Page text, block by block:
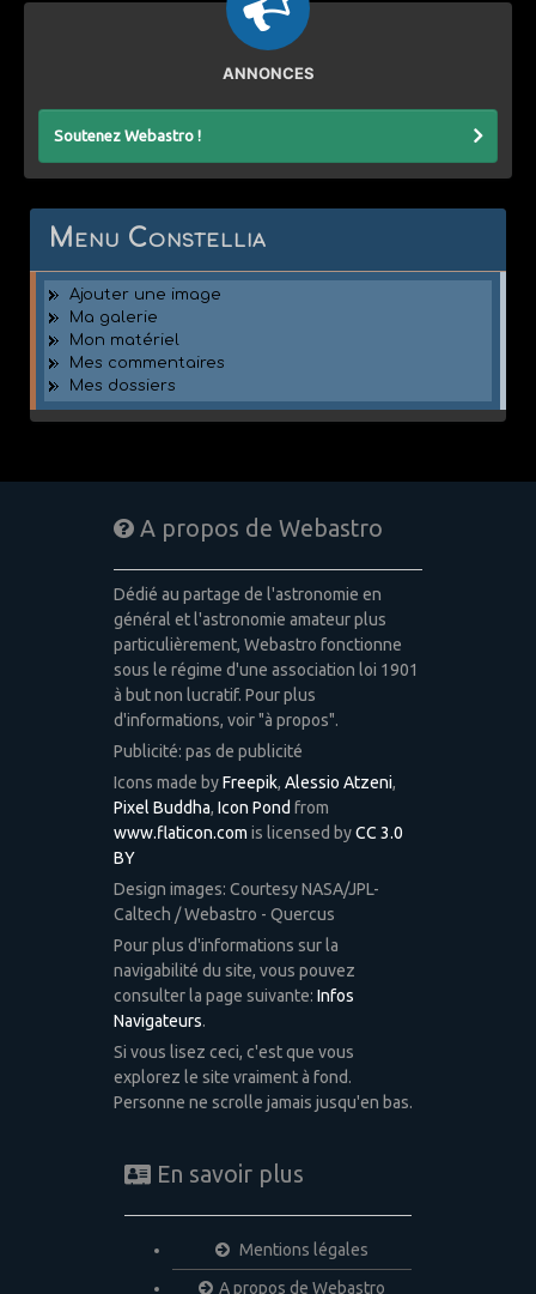
ANNONCES
Soutenez Webastro !
Menu Constellia
Ajouter une image
Ma galerie
Mon matériel
Mes commentaires
Mes dossiers
A propos de Webastro
Dédié au partage de l'astronomie en
général et l'astronomie amateur plus
particulièrement, Webastro fonctionne
sous le régime d'une association loi 1901
à but non lucratif. Pour plus
d'informations, voir "à propos".
Publicité: pas de publicité
Icons made byFreepik, Alessio Atzeni,
Pixel Buddha, Icon Pond from
www.flaticon.com is licensed byCC 3.0
BY
Design images: Courtesy NASA/JPL-
Caltech / Webastro - Quercus
Pour plus d'informations sur la
navigabilité du site, vous pouvez
consulter la page suivante: Infos
Navigateurs.
Si vous lisez ceci, c'est que vous
explorez le site vraiment à fond.
Personne ne scrolle jamais jusqu'en bas.
En savoir plus
Mentions légales
A propos de Webastro